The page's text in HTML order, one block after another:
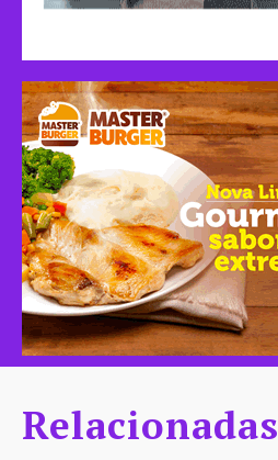
Relacionadas